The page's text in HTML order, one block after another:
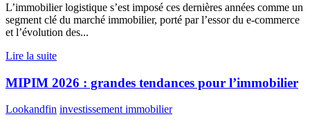
L’immobilier logistique s’est imposé ces dernières années comme un
segment clé du marché immobilier, porté par l’essor du e-commerce
et l’évolution des...
Lire la suite
MIPIM 2026 : grandes tendances pour l’immobilier
Lookandfin investissement immobilier